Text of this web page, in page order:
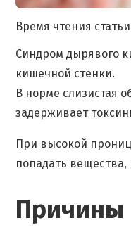
Время чтения
Синдром дырявого
кишечной стенки.
В норме слизистая
задерживает
При высокой
попадать
Причины